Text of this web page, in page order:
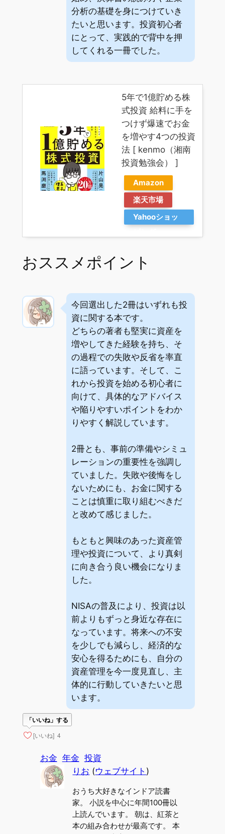
分析の基礎を身につけていき
たいと思います。投資初心者
にとって、実践的で背中を押
してくれる一冊でした。
5年で1億貯める株
式投資 給料に手を
つけず爆速でお金
を増やす4つの投資
法 [ kenmo（湘南
投資勉強会） ]
Amazon
楽天市場
Yahooショッ
おススメポイント
今回選出した2冊はいずれも投
資に関する本です。
どちらの著者も堅実に資産を
増やしてきた経験を持ち、そ
の過程での失敗や反省を率直
に語っています。そして、こ
れから投資を始める初心者に
向けて、具体的なアドバイス
や陥りやすいポイントをわか
りやすく解説しています。
2冊とも、事前の準備やシミュ
レーションの重要性を強調し
ていました。失敗や後悔をし
ないためにも、お金に関する
ことは慎重に取り組むべきだ
と改めて感じました。
もともと興味のあった資産管
理や投資について、より真剣
に向き合う良い機会になりま
した。
NISAの普及により、投資は以
前よりもずっと身近な存在に
なっています。将来への不安
を少しでも減らし、経済的な
安心を得るためにも、自分の
資産管理を今一度見直し、主
体的に行動していきたいと思
います。
「いいね」する
[いいね] 4
お金 年金 投資
りお (ウェブサイト )
おうち大好きなインドア読書
家。 小説を中心に年間100冊以
上読んでいます。 朝は、紅茶と
本の組み合わせが最高です。 本